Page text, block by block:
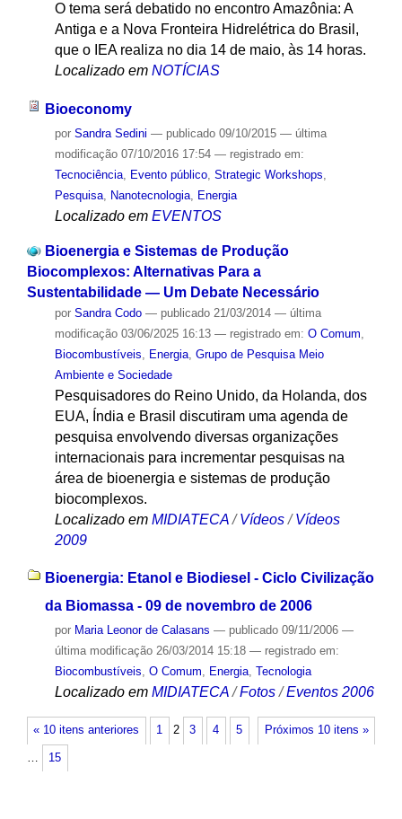
O tema será debatido no encontro Amazônia: A
Antiga e a Nova Fronteira Hidrelétrica do Brasil,
que o IEA realiza no dia 14 de maio, às 14 horas.
Localizado em NOTÍCIAS
Bioeconomy
por Sandra Sedini — publicado09/10/2015 — última
modificação07/10/2016 17:54 — registrado em:
Tecnociência, Evento público, Strategic Workshops
Pesquisa, Nanotecnologia, Energia
Localizado em EVENTOS
Bioenergia e Sistemas de Produção
Biocomplexos: Alternativas Para a
Sustentabilidade — Um Debate Necessário
por Sandra Codo — publicado21/03/2014 — última
modificação03/06/2025 16:13 — registrado em: O Comum
Biocombustíveis
Energia, Grupo de Pesquisa Meio
Ambiente e Sociedade
Pesquisadores do Reino Unido, da Holanda, dos
EUA, Índia e Brasil discutiram uma agenda de
pesquisa envolvendo diversas organizações
internacionais para incrementar pesquisas na
área de bioenergia e sistemas de produção
biocomplexos.
Localizado em MIDIATECA /Vídeos /Vídeos
2009
Bioenergia: Etanol e Biodiesel - Ciclo Civilização
da Biomassa - 09 de novembro de 2006
por Maria Leonor de Calasans — publicado09/11/2006 —
última modificação26/03/2014 15:18 — registrado em:
Biocombustíveis, O Comum, Energia, Tecnologia
Localizado em MIDIATECA /Fotos /Eventos 2006
« 10 itens anteriores Próximos 10 itens »
1 2 3 4 5
… 15